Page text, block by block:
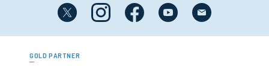
GOLD PARTNER